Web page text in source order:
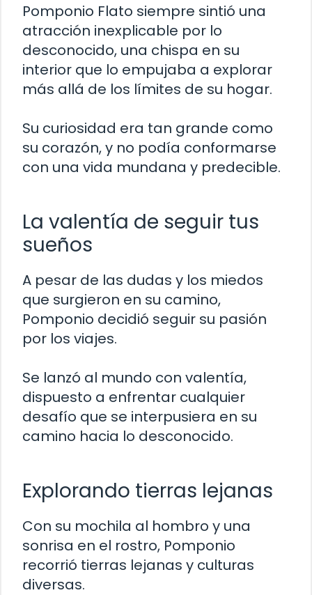
Pomponio Flato siempre sintió una
atracción inexplicable por lo
desconocido, una chispa en su
interior que lo empujaba a explorar
más allá de los límites de su hogar.
Su curiosidad era tan grande como
su corazón, y no podía conformarse
con una vida mundana y predecible.
La valentía de seguir tus
sueños
A pesar de las dudas y los miedos
que surgieron en su camino,
Pomponio decidió seguir su pasión
por los viajes.
Se lanzó al mundo con valentía,
dispuesto a enfrentar cualquier
desafío que se interpusiera en su
camino hacia lo desconocido.
Explorando tierras lejanas
Con su mochila al hombro y una
sonrisa en el rostro, Pomponio
recorrió tierras lejanas y culturas
diversas.